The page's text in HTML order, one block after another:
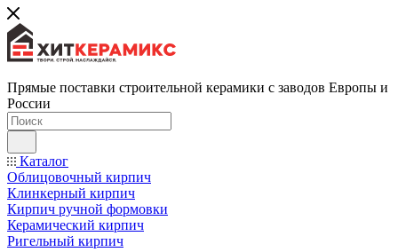
Прямые поставки строительной керамики с заводов Европы и
России
Каталог
Облицовочный кирпич
Клинкерный кирпич
Кирпич ручной формовки
Керамический кирпич
Ригельный кирпич